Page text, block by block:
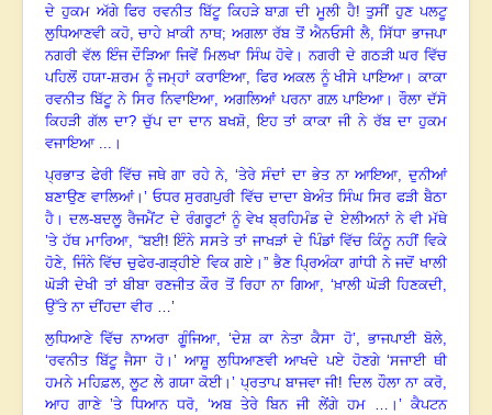
ਦੇ ਹੁਕਮ ਅੱਗੇ ਫਿਰ ਰਵਨੀਤ ਬਿੱਟੂ ਕਿਹੜੇ ਬਾਗ਼ ਦੀ ਮੂਲੀ ਹੈ! ਤੁਸੀਂ ਹੁਣ ਪਲਟੂ
ਲੁਧਿਆਣਵੀ ਕਹੋ,ਚਾਹੇ ਖ਼ਾਕੀ ਨਾਥ; ਅਗਲਾ ਰੱਬ ਤੋਂ ਐਨਓਸੀ ਲੈ,ਸਿੱਧਾ ਭਾਜਪਾ
ਨਗਰੀ ਵੱਲ ਇੰਜ ਦੌੜਿਆ ਜਿਵੇਂ ਮਿਲਖਾ ਸਿੰਘ ਹੋਵੇ। ਨਗਰੀ ਦੇ ਗਠੜੀ ਘਰ ਵਿੱਚ
ਪਹਿਲੋਂ ਹਯਾ-ਸ਼ਰਮ ਨੂੰ ਜਮ੍ਹਾਂ ਕਰਾਇਆ,ਫਿਰ ਅਕਲ ਨੂੰ ਖੀਸੇ ਪਾਇਆ।ਕਾਕਾ
ਰਵਨੀਤ ਬਿੱਟੂ ਨੇ ਸਿਰ ਨਿਵਾਇਆ, ਅਗਲਿਆਂ ਪਰਨਾ ਗਲ਼ ਪਾਇਆ। ਰੌਲਾ ਦੱਸੋ
ਕਿਹੜੀ ਗੱਲ ਦਾ? ਚੁੱਪ ਦਾ ਦਾਨ ਬਖਸ਼ੋ, ਇਹ ਤਾਂ ਕਾਕਾ ਜੀ ਨੇ ਰੱਬ ਦਾ ਹੁਕਮ
ਵਜਾਇਆ ... ।
ਪ੍ਰਭਾਤ ਫੇਰੀ ਵਿੱਚ ਜਥੇ ਗਾ ਰਹੇ ਨੇ, ‘ਤੇਰੇ ਸੰਦਾਂ ਦਾ ਭੇਤ ਨਾ ਆਇਆ,ਦੁਨੀਆਂ
ਬਣਾਉਣ ਵਾਲਿਆਂ। ’ ਓਧਰ ਸੁਰਗਪੁਰੀ ਵਿੱਚ ਦਾਦਾ ਬੇਅੰਤ ਸਿੰਘ ਸਿਰ ਫੜੀ ਬੈਠਾ
ਹੈ ।ਦਲ-ਬਦਲੂ ਰੈਜਮੈਂਟ ਦੇ ਰੰਗਰੂਟਾਂ ਨੂੰ ਵੇਖ ਬ੍ਰਹਿਮੰਡ ਦੇ ਏਲੀਅਨਾਂ ਨੇ ਵੀ ਮੱਥੇ
’ਤੇ ਹੱਥ ਮਾਰਿਆ, “ਬਈ! ਇੰਨੇ ਸਸਤੇ ਤਾਂ ਜਾਖੜਾਂ ਦੇ ਪਿੰਡਾਂ ਵਿੱਚ ਕਿੰਨੂ ਨਹੀਂ ਵਿਕੇ
ਹੋਣੇ, ਜਿੰਨੇ ਵਿੱਚ ਚੁਫੇਰ-ਗੜ੍ਹੀਏ ਵਿਕ ਗਏ ।” ਭੈਣ ਪ੍ਰਿਅੰਕਾ ਗਾਂਧੀ ਨੇ ਜਦੋਂ ਖਾਲੀ
ਘੋੜੀ ਦੇਖੀ ਤਾਂ ਬੀਬਾ ਰਣਜੀਤ ਕੌਰ ਤੋਂ ਰਿਹਾ ਨਾ ਗਿਆ, ‘ਖ਼ਾਲੀ ਘੋੜੀ ਹਿਣਕਦੀ,
ਉੱਤੇ ਨਾ ਦੀਂਹਦਾ ਵੀਰ …’
ਲੁਧਿਆਣੇ ਵਿੱਚ ਨਾਅਰਾ ਗੂੰਜਿਆ, ‘ਦੇਸ਼ ਕਾ ਨੇਤਾ ਕੈਸਾ ਹੋ’, ਭਾਜਪਾਈ ਬੋਲੇ,
‘ਰਵਨੀਤ ਬਿੱਟੂ ਜੈਸਾ ਹੋ ।’ ਆਸ਼ੂ ਲੁਧਿਆਣਵੀ ਆਖਦੇ ਪਏ ਹੋਣਗੇ ‘ਸਜਾਈ ਥੀ
ਹਮਨੇ ਮਹਿਫ਼ਲ,ਲੂਟ ਲੇ ਗਯਾ ਕੋਈ।’ ਪ੍ਰਤਾਪ ਬਾਜਵਾ ਜੀ! ਦਿਲ ਹੌਲਾ ਨਾ ਕਰੋ,
ਆਹ ਗਾਣੇ ’ਤੇ ਧਿਆਨ ਧਰੋ, ‘ਅਬ ਤੇਰੇ ਬਿਨ ਜੀ ਲੇਂਗੇ ਹਮ … ।’ ਕੈਪਟਨ